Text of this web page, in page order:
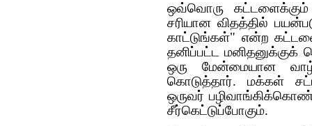
ஒவ்வொரு
சரியான விதத்தில்
காட்டுங்கள்" என்ற
தனிப்பட்ட மனிதனுக்குக்
ஒரு மேன்மையான
கொடுத்தார். மக்கள்
ஒருவர்
சீர்கெட்டுப்போகும்.